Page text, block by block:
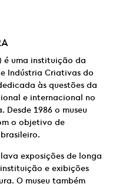
é uma instituição da
Indústria Criativas do
às questões da
e internacional no
1986 o museu
o objetivo de
exposições de longa
e exibições
O museu também